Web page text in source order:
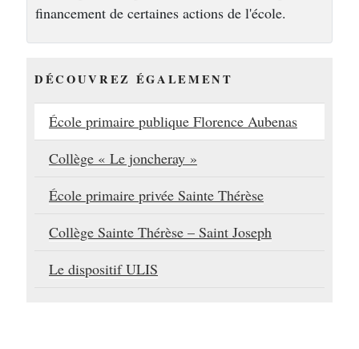
financement de certaines actions de l'école.
DÉCOUVREZ ÉGALEMENT
École primaire publique Florence Aubenas
Collège « Le joncheray »
École primaire privée Sainte Thérèse
Collège Sainte Thérèse – Saint Joseph
Le dispositif ULIS